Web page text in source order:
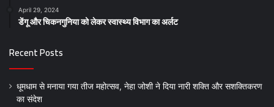
April 29, 2024
डेंगू और चिकनगुनिया को लेकर स्वास्थ्य विभाग का अर्लट
Recent Posts
धूमधाम से मनाया गया तीज महोत्सव, नेहा जोशी ने दिया नारी शक्ति और सशक्तिकरण
का संदेश